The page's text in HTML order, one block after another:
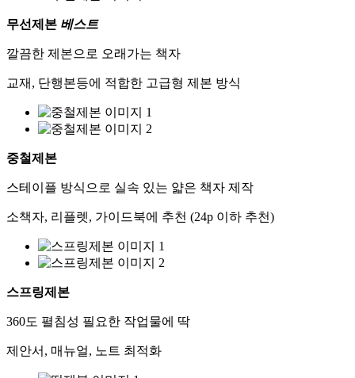
무선제본 베스트
깔끔한 제본으로 오래가는 책자
교재, 단행본등에 적합한 고급형 제본 방식
중철제본
스테이플 방식으로 실속 있는 얇은 책자 제작
소책자, 리플렛, 가이드북에 추천 (24p 이하 추천)
스프링제본
360도 펼침성 필요한 작업물에 딱
제안서, 매뉴얼, 노트 최적화